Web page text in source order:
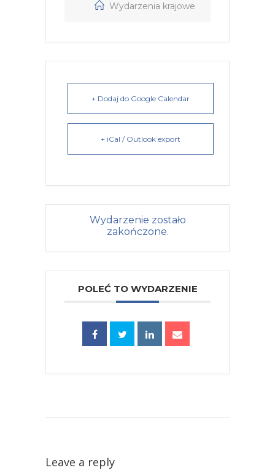
Wydarzenia krajowe
+ Dodaj do Google Calendar
+ iCal / Outlook export
Wydarzenie zostało
zakończone.
POLEĆ TO WYDARZENIE
Leave a reply